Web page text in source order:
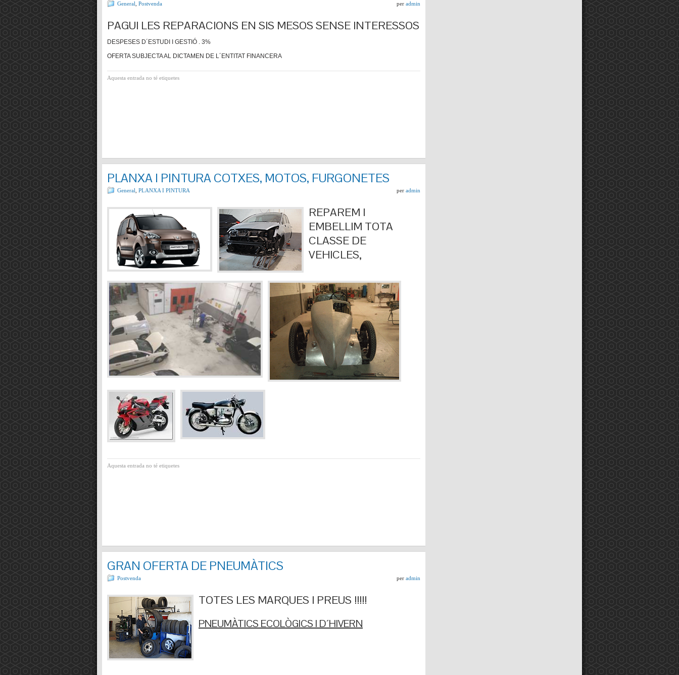
General Postvenda per admin
PAGUI LES REPARACIONS EN SIS MESOS SENSE INTERESSOS
DESPESES D´ESTUDI I GESTIÓ . 3%
OFERTA SUBJECTA AL DICTAMEN DE L´ENTITAT FINANCERA
Aquesta entrada no té etiquetes
PLANXA I PINTURA COTXES, MOTOS, FURGONETES
General PLANXA I PINTURA per admin
REPAREM I
EMBELLIM TOTA
CLASSE DE
VEHICLES,
Aquesta entrada no té etiquetes
GRAN OFERTA DE PNEUMÀTICS
Postvenda per admin
TOTES LES MARQUES I PREUS !!!!!
PNEUMÀTICS ECOLÒGICS I D´HIVERN